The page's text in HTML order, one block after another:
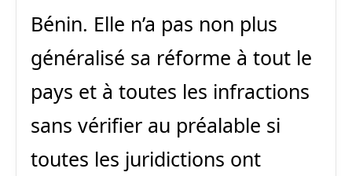
Bénin. Elle n’a pas non plus
généralisé sa réforme à tout le
pays et à toutes les infractions
sans vérifier au préalable si
toutes les juridictions ont